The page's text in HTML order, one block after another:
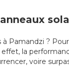
Pamandzi ?
la
voire